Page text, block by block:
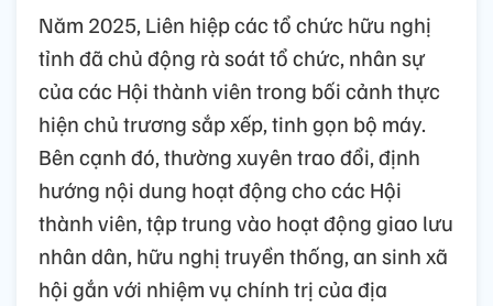
Năm 2025, Liên hiệp các tổ chức hữu nghị
tỉnh đã chủ động rà soát tổ chức, nhân sự
của các Hội thành viên trong bối cảnh thực
hiện chủ trương sắp xếp, tinh gọn bộ máy.
Bên cạnh đó, thường xuyên trao đổi, định
hướng nội dung hoạt động cho các Hội
thành viên, tập trung vào hoạt động giao lưu
nhân dân, hữu nghị truyền thống, an sinh xã
hội gắn với nhiệm vụ chính trị của địa